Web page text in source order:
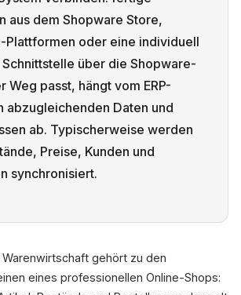
aus dem Shopware Store,
Plattformen oder eine individuell
über die Shopware-
Weg passt, hängt vom ERP-
abzugleichenden Daten und
ab. Typischerweise werden
Preise, Kunden und
synchronisiert.
gehört zu den
eines professionellen Online-Shops: